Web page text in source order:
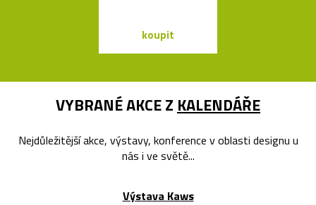
koupit
VYBRANÉ AKCE Z KALENDÁŘE
Nejdůležitější akce, výstavy, konference v oblasti designu u
nás i ve světě...
Výstava Kaws